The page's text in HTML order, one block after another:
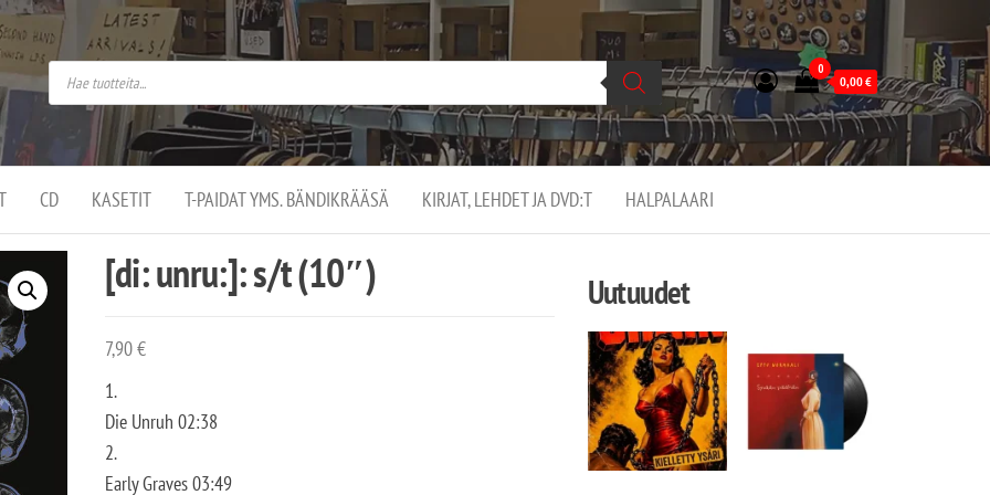
–
on
0
0,00€
CD KASETIT T-PAIDAT YMS. BÄNDIKRÄÄSÄ KIRJAT, LEHDET JA DVD:T HALPALAARI
[di: unru:]: s/t (10″)
7,90€
1.
Die Unruh 02:38
2.
Early Graves 03:49
Uutuudet